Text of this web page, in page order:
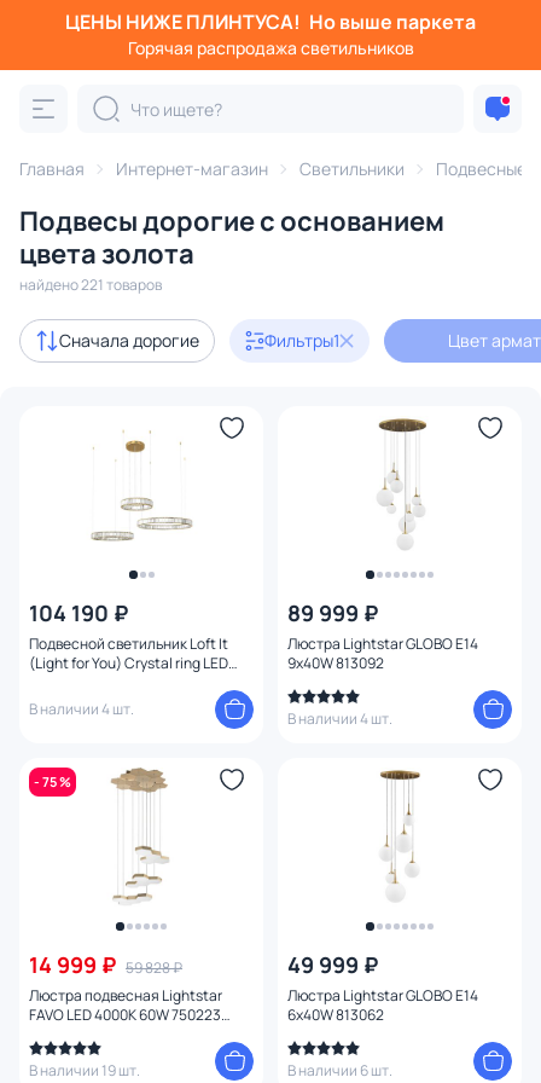
ЦЕНЫ НИЖЕ ПЛИНТУСА! Но выше паркета
Горячая распродажа светильников
Главная Интернет-магазин Светильники Подвесные
Подвесы дорогие с основанием
цвета золота
найдено 221 товаров
Сначала дорогие Фильтры1 Цвет
104 190 ₽
Подвесной светильник Loft It
(Light for You) Crystal ring LED
В наличии 4 шт.
89 999 ₽
Люстра Lightstar GLOBO E14
9х40W 813092
В наличии 4 шт.
- 75 %
14 999 ₽ 59 828 ₽
Люстра подвесная Lightstar
FAVO LED 4000K 60W 750223
В наличии 19 шт.
49 999 ₽
Люстра Lightstar GLOBO E14
6х40W 813062
В наличии 6 шт.
Фильтры
Категория: Подвесные светильники
подвесы на круглом основании
Акции 39
с 3D-моделями 23
184
Доставка
От До
Цвет
Материал арматуры
Материал плафона